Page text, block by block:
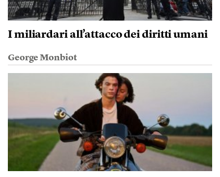
I miliardari all’attacco dei diritti umani
George Monbiot